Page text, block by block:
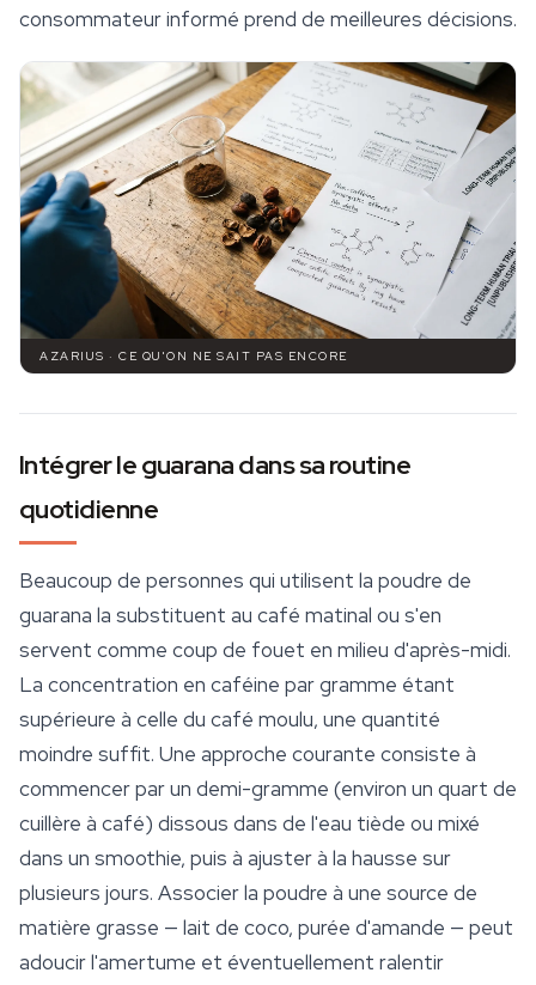
consommateur informé prend de meilleures décisions.
AZARIUS · CE QU'ON NE SAIT PAS ENCORE
Intégrer le guarana dans sa routine
quotidienne
Beaucoup de personnes qui utilisent la poudre de
guarana la substituent au café matinal ou s'en
servent comme coup de fouet en milieu d'après-midi.
La concentration en caféine par gramme étant
supérieure à celle du café moulu, une quantité
moindre suffit. Une approche courante consiste à
commencer par un demi-gramme (environ un quart de
cuillère à café) dissous dans de l'eau tiède ou mixé
dans un smoothie, puis à ajuster à la hausse sur
plusieurs jours. Associer la poudre à une source de
matière grasse — lait de coco, purée d'amande — peut
adoucir l'amertume et éventuellement ralentir